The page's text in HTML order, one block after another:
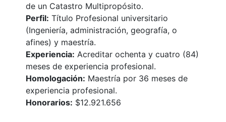
de un Catastro Multipropósito.
Perfil: Título Profesional universitario
(Ingeniería, administración, geografía, o
afines) y maestría.
Experiencia: Acreditar ochenta y cuatro (84)
meses de experiencia profesional.
Homologación: Maestría por 36 meses de
experiencia profesional.
Honorarios: $12.921.656